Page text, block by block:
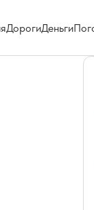
ДорогиДеньги